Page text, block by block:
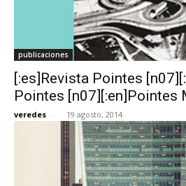
publicaciones
[:es]Revista Pointes
Pointes [n07][:en]Pointes
veredes - 19 agosto, 2014